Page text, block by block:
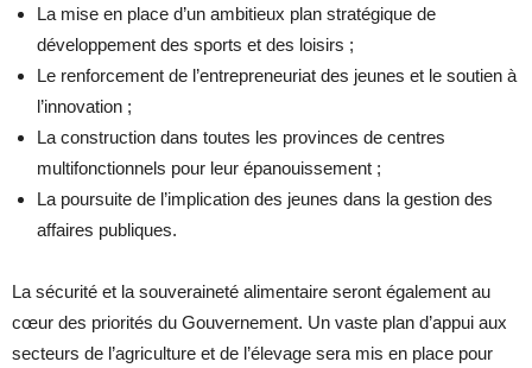
La mise en place d’un ambitieux plan stratégique de
développement des sports et des loisirs ;
Le renforcement de l’entrepreneuriat des jeunes et le soutien à
l’innovation ;
La construction dans toutes les provinces de centres
multifonctionnels pour leur épanouissement ;
La poursuite de l’implication des jeunes dans la gestion des
affaires publiques.
La sécurité et la souveraineté alimentaire seront également au
cœur des priorités du Gouvernement. Un vaste plan d’appui aux
secteurs de l’agriculture et de l’élevage sera mis en place pour